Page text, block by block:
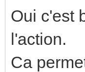
Oui c'est
l'action.
Ca